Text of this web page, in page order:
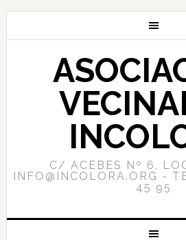
C/ ACEBES Nº 6,
INFO@INCOLORA.ORG -
45 95